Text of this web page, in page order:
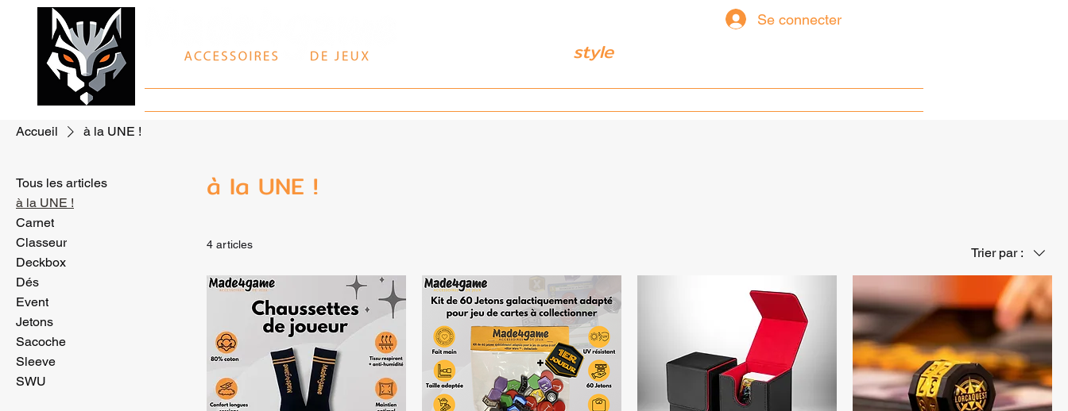
style
Se connecter
Accueil à la UNE !
Tous les articles
à la UNE !
Carnet
Classeur
Deckbox
Dés
Event
Jetons
Sacoche
Sleeve
SWU
à la UNE !
4 articles
Trier par :